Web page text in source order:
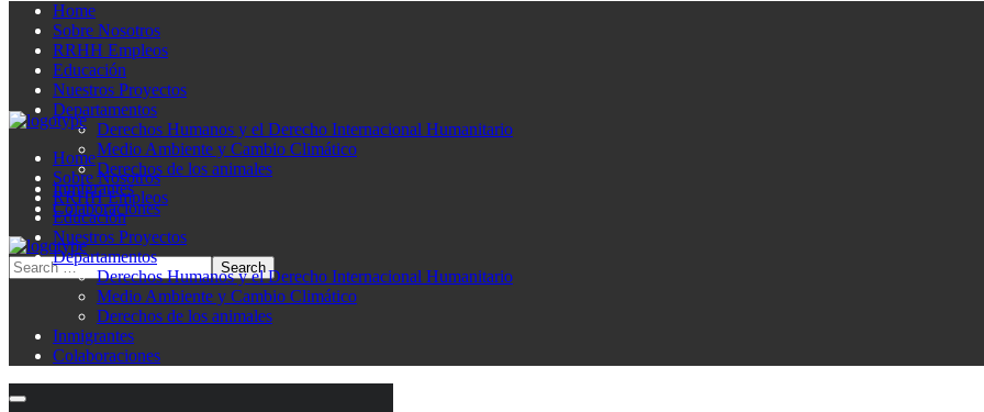
Home
Sobre Nosotros
RRHH Empleos
Educación
Nuestros Proyectos
Departamentos
Derechos Humanos y el Derecho Internacional Humanitario
Medio Ambiente y Cambio Climático
Derechos de los animales
Inmigrantes
Colaboraciones
Home
Sobre Nosotros
RRHH Empleos
Educación
Nuestros Proyectos
Departamentos
Derechos Humanos y el Derecho Internacional Humanitario
Medio Ambiente y Cambio Climático
Derechos de los animales
Inmigrantes
Colaboraciones